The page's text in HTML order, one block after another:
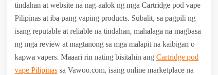
tindahan at website na nag-aalok ng mga Cartridge pod vape
Pilipinas at iba pang vaping products. Subalit, sa pagpili ng
isang reputable at reliable na tindahan, mahalaga na magbasa
ng mga review at magtanong sa mga malapit na kaibigan o
kapwa vapers. Maaari rin nating bisitahin ang Cartridge pod
vape Pilipinas sa Vawoo.com, isang online marketplace na